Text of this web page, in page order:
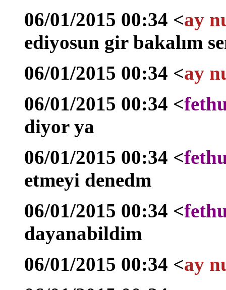
06/01/2015 00:34 <ay
ediyosun gir bakalım
06/01/2015 00:34 <ay
06/01/2015 00:34 <
diyor ya
06/01/2015 00:34 <
etmeyi denedm
06/01/2015 00:34 <
dayanabildim
06/01/2015 00:34 <ay